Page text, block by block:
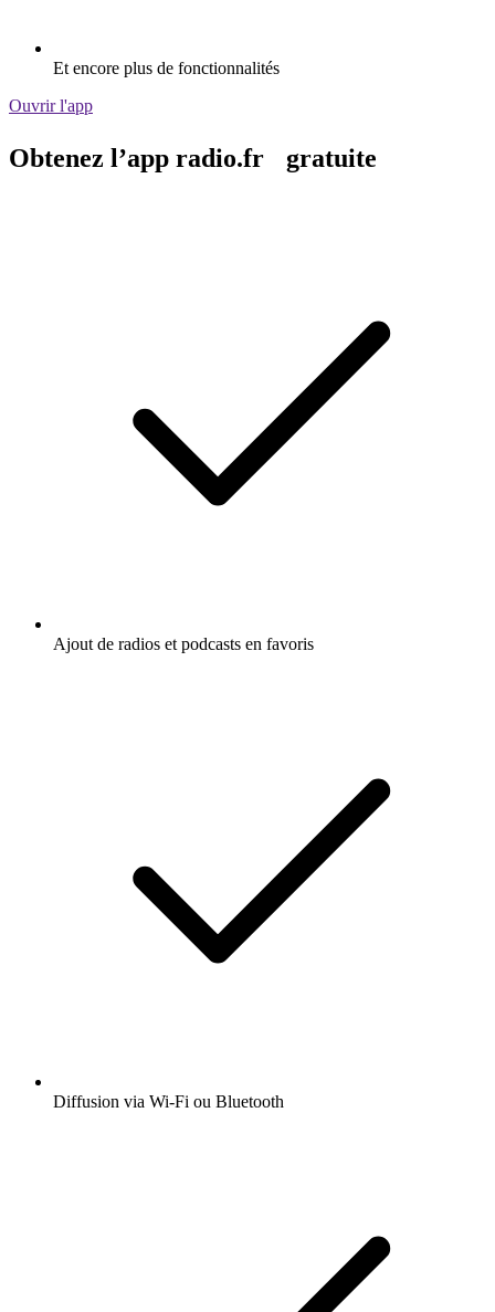
Et encore plus de fonctionnalités
Ouvrir l'app
Obtenez l’app radio.fr gratuite
Ajout de radios et podcasts en favoris
Diffusion via Wi-Fi ou Bluetooth